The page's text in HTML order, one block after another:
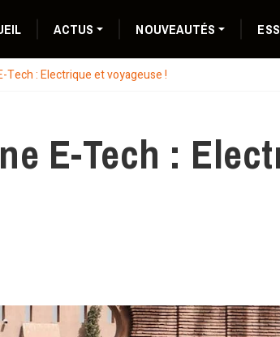
ACTUS NOUVEAUTÉS
Tech : Electrique et voyageuse !
E-Tech :